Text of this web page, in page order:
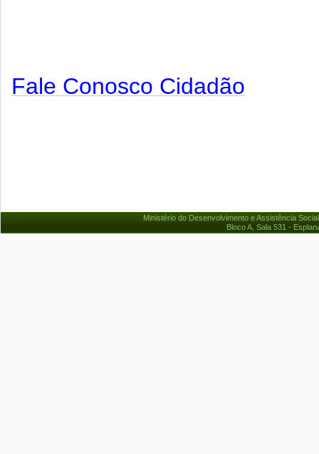
Fale Conosco Cidadão
Ministério do Desenvolvimento e Assistência
Bloco A, Sala 531 -